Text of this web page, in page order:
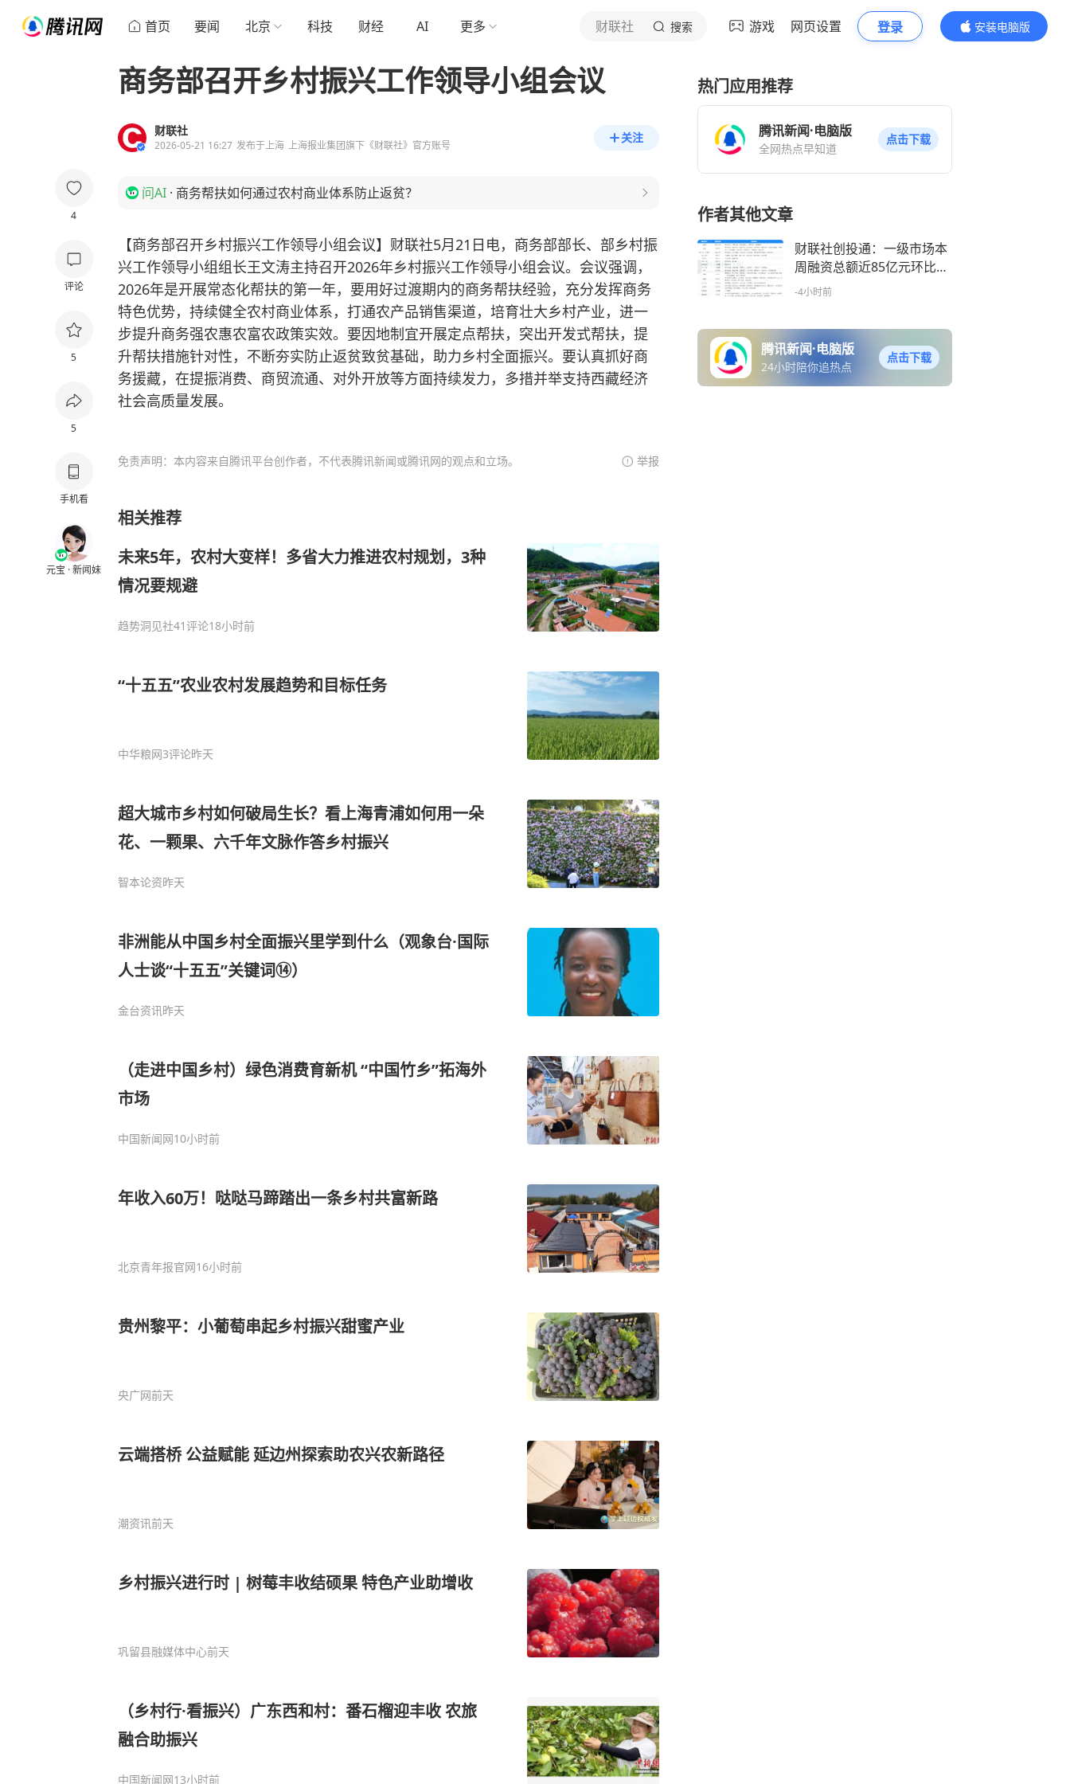
首页 要闻 北京 科技 财经 AI 更多 财联社 搜索 游戏 网页设置 登录
安装电脑版
内容更精彩
4
评论
5
5
手机看
元宝 · 新闻妹
商务部召开乡村振兴工作领导小组会议
财联社
2026-05-21 16:27 发布于上海 上海报业集团旗下《财联社》官方账号
关注
问AI · 商务帮扶如何通过农村商业体系防止返贫？
【商务部召开乡村振兴工作领导小组会议】财联社5月21日电，商务部部长、部乡村振
兴工作领导小组组长王文涛主持召开2026年乡村振兴工作领导小组会议。会议强调，
2026年是开展常态化帮扶的第一年，要用好过渡期内的商务帮扶经验，充分发挥商务
特色优势，持续健全农村商业体系，打通农产品销售渠道，培育壮大乡村产业，进一
步提升商务强农惠农富农政策实效。要因地制宜开展定点帮扶，突出开发式帮扶，提
升帮扶措施针对性，不断夯实防止返贫致贫基础，助力乡村全面振兴。要认真抓好商
务援藏，在提振消费、商贸流通、对外开放等方面持续发力，多措并举支持西藏经济
社会高质量发展。
免责声明：本内容来自腾讯平台创作者，不代表腾讯新闻或腾讯网的观点和立场。 举报
相关推荐
未来5年，农村大变样！多省大力推进农村规划，3种
情况要规避
趋势洞见社41评论18小时前
“十五五”农业农村发展趋势和目标任务
中华粮网3评论昨天
超大城市乡村如何破局生长？看上海青浦如何用一朵
花、一颗果、六千年文脉作答乡村振兴
智本论资昨天
非洲能从中国乡村全面振兴里学到什么（观象台·国际
人士谈“十五五”关键词⑭）
金台资讯昨天
（走进中国乡村）绿色消费育新机 “中国竹乡”拓海外
市场
中国新闻网10小时前
年收入60万！哒哒马蹄踏出一条乡村共富新路
北京青年报官网16小时前
贵州黎平：小葡萄串起乡村振兴甜蜜产业
央广网前天
云端搭桥 公益赋能 延边州探索助农兴农新路径
潮资讯前天
乡村振兴进行时 | 树莓丰收结硕果 特色产业助增收
巩留县融媒体中心前天
（乡村行·看振兴）广东西和村：番石榴迎丰收 农旅
融合助振兴
中国新闻网13小时前
热门应用推荐
腾讯新闻·电脑版
全网热点早知道
点击下载
作者其他文章
财联社创投通：一级市场本
周融资总额近85亿元环比降
七成，帕西尼再获10亿元战
-4小时前
腾讯新闻·电脑版
24小时陪你追热点
点击下载